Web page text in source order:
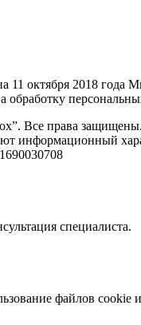
октября 2018 года
обработку
Все права защищены.
информационный
специалиста.
файлов cookie